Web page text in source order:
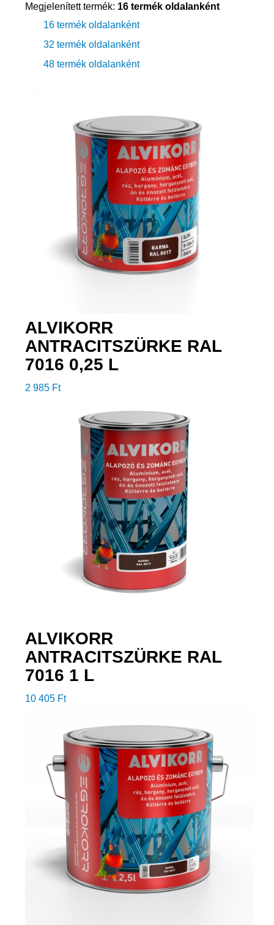
Megjelenített termék: 16 termék oldalanként
16 termék oldalanként
32 termék oldalanként
48 termék oldalanként
ALVIKORR
ANTRACITSZÜRKE RAL
7016 0,25 L
2 985 Ft
ALVIKORR
ANTRACITSZÜRKE RAL
7016 1 L
10 405 Ft